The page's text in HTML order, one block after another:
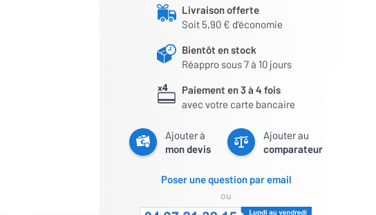
Livraison offerte
Soit 5,90 € d'économie
Bientôt en stock
Réappro sous 7 à 10 jours
Paiement en 3 à 4 fois
avec votre carte bancaire
Ajouter à
mon devis
Ajouter au
comparateur
Poser une question par email
ou